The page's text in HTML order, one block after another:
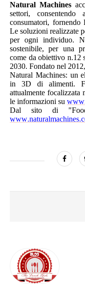
Natural Machines
settori,
consumatori, fornendo
Le soluzioni realizzate
per ogni individuo.
sostenibile, per una
come da obiettivo n.12
2030. Fondato nel
Natural Machines: un
in 3D di alimenti.
attualmente focalizzata
le informazioni su
Dal sito di